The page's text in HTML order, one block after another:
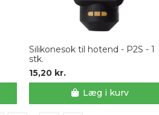
Silikonesok til hotend - P2S - 1
stk.
15,20 kr.
Læg i kurv